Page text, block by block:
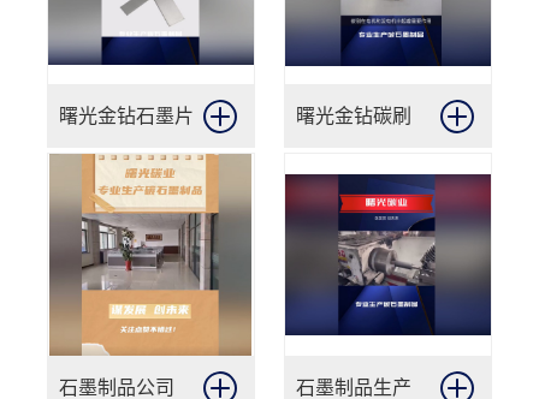
曙光金钻石墨片 曙光金钻碳刷
石墨制品公司 石墨制品生产